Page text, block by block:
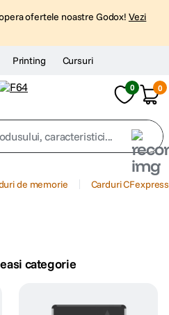
ofertele noastre Godox! Vezi
Printing Cursuri
0 0
caracteristici...
de memorie Carduri CFexpress
categorie